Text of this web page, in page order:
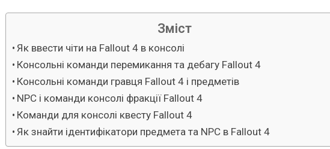
Зміст
Як ввести чіти на Fallout 4 в консолі
Консольні команди перемикання та дебагу Fallout 4
Консольні команди гравця Fallout 4 і предметів
NPC і команди консолі фракції Fallout 4
Команди для консолі квесту Fallout 4
Як знайти ідентифікатори предмета та NPC в Fallout 4